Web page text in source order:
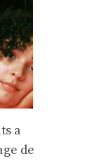
a
de